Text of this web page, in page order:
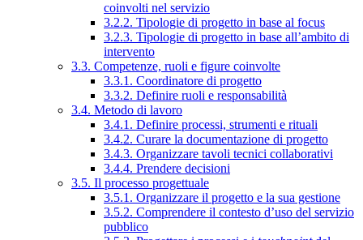
coinvolti nel servizio
3.2.2. Tipologie di progetto in base al focus
3.2.3. Tipologie di progetto in base all’ambito di
intervento
3.3. Competenze, ruoli e figure coinvolte
3.3.1. Coordinatore di progetto
3.3.2. Definire ruoli e responsabilità
3.4. Metodo di lavoro
3.4.1. Definire processi, strumenti e rituali
3.4.2. Curare la documentazione di progetto
3.4.3. Organizzare tavoli tecnici collaborativi
3.4.4. Prendere decisioni
3.5. Il processo progettuale
3.5.1. Organizzare il progetto e la sua gestione
3.5.2. Comprendere il contesto d’uso del servizio
pubblico